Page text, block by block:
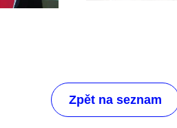
Zpět na seznam